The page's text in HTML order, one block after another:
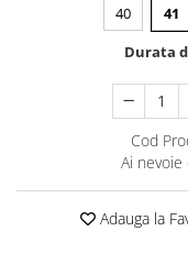
40 41
Durata
Cod
Ai nevoie
Adauga la